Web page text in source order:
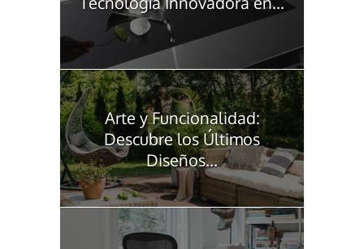
Arte y Funcionalidad:
Descubre los Últimos
Diseños...